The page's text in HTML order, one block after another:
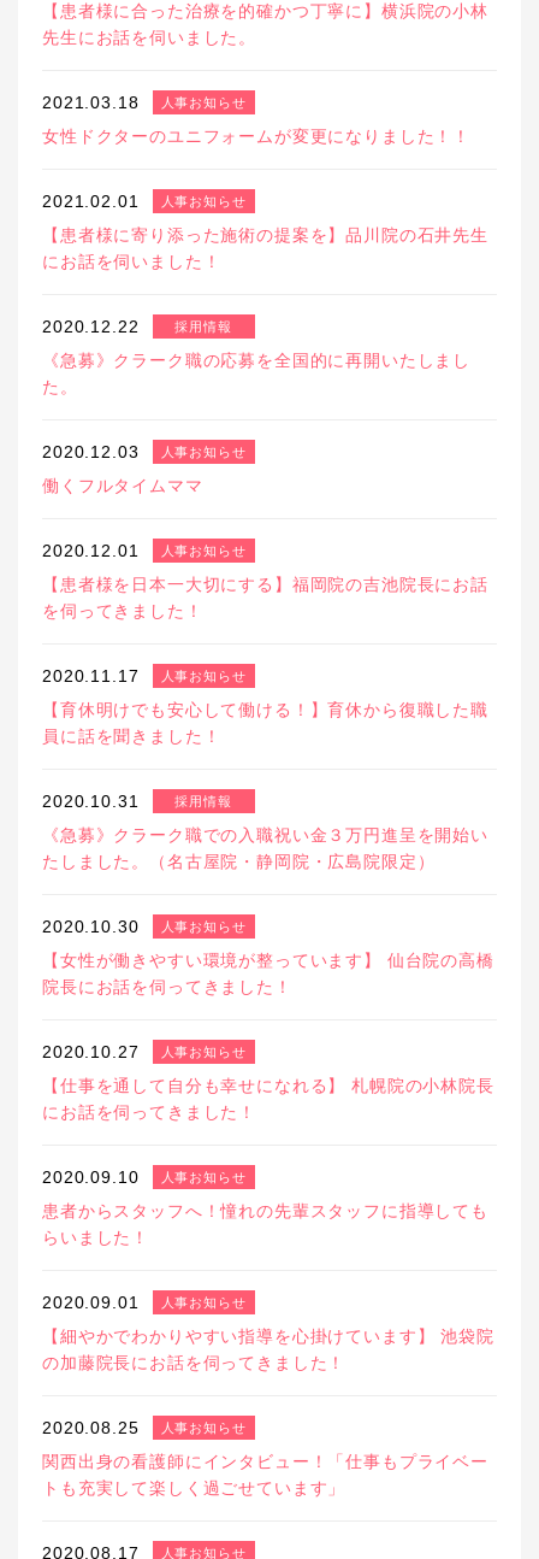
【患者様に合った治療を的確かつ丁寧に】横浜院の小林
先生にお話を伺いました。
2021.03.18 人事お知らせ
女性ドクターのユニフォームが変更になりました！！
2021.02.01 人事お知らせ
【患者様に寄り添った施術の提案を】品川院の石井先生
にお話を伺いました！
2020.12.22 採用情報
《急募》クラーク職の応募を全国的に再開いたしまし
た。
2020.12.03 人事お知らせ
働くフルタイムママ
2020.12.01 人事お知らせ
【患者様を日本一大切にする】福岡院の吉池院長にお話
を伺ってきました！
2020.11.17 人事お知らせ
【育休明けでも安心して働ける！】育休から復職した職
員に話を聞きました！
2020.10.31 採用情報
《急募》クラーク職での入職祝い金３万円進呈を開始い
たしました。（名古屋院・静岡院・広島院限定）
2020.10.30 人事お知らせ
【女性が働きやすい環境が整っています】 仙台院の高橋
院長にお話を伺ってきました！
2020.10.27 人事お知らせ
【仕事を通して自分も幸せになれる】 札幌院の小林院長
にお話を伺ってきました！
2020.09.10 人事お知らせ
患者からスタッフへ！憧れの先輩スタッフに指導しても
らいました！
2020.09.01 人事お知らせ
【細やかでわかりやすい指導を心掛けています】 池袋院
の加藤院長にお話を伺ってきました！
2020.08.25 人事お知らせ
関西出身の看護師にインタビュー！「仕事もプライベー
トも充実して楽しく過ごせています」
2020.08.17 人事お知らせ